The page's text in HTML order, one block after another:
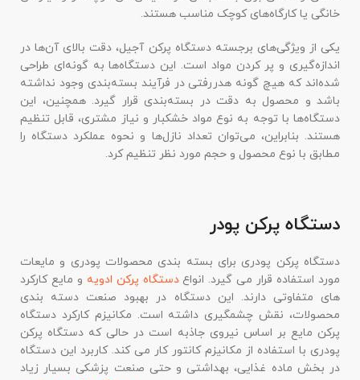
خانگی یا کارگاه‌های کوچک مناسب هستند.
یکی از ویژگی‌های برجسته دستگاه‌ پرکن آجیل، دقت بالای آن‌ها در
اندازه‌گیری و پر کردن مواد است. این دستگاه‌ها به گونه‌ای طراحی
شده‌اند که هیچ گونه هدررفتی در فرآیند بسته‌بندی وجود نداشته
باشد و محصول به دقت در بسته‌بندی قرار گیرد. همچنین، این
دستگاه‌ها با توجه به نوع مواد خشکبار و نیاز مشتری، قابل تنظیم
هستند. بنابراین، می‌توان تعداد نازل‌ها و نحوه عملکرد دستگاه را
مطابق با نوع محصول و حجم مورد نظر تنظیم کرد.
دستگاه پرکن پودر
دستگاه پرکن پودری برای بسته بندی محصولات پودری و مایعات
مورد استفاده قرار می گیرد. انواعدستگاه پرکن ادویه و مایع کارکرد
های متفاوتی دارند. این دستگاه در بهبود صنعت دسته بندی
محصولات، نقش چشمگیری داشته است. مکانیزم کارکرد دستگاه
پرکن مایع بر اساس نیروی جاذبه است در حالی که دستگاه پرکن
پودری با استفاده از مکانیزم کانتور کار می کند. کاربرد این دستگاه
در بخش ماده غذایی، بهداشتی و حتی صنعت پزشکی بسیار زیاد